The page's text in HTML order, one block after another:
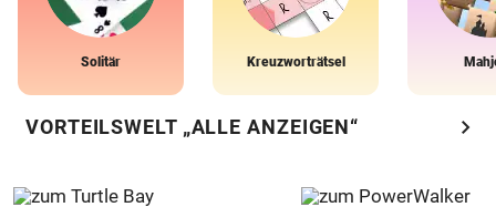
Solitär Kreuzworträtsel
VORTEILSWELT „ALLE ANZEIGEN“ chevron_right